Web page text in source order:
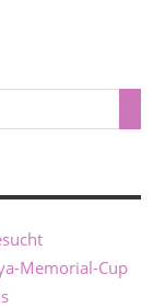
Memorial-Cup